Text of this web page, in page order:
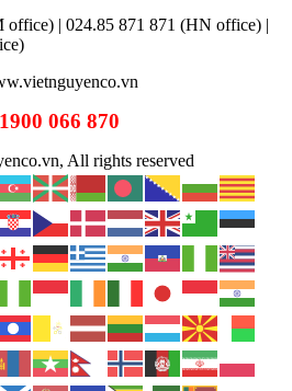
office) | 024.85 871 871 (HN office) |
1900 066 870
All rights reserved